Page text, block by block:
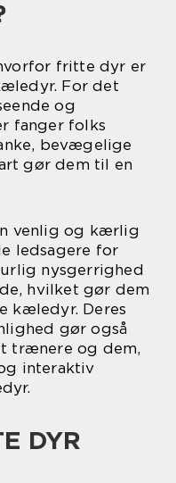
fritte dyr er
For det
og
fanger folks
bevægelige
gør dem til en
venlig og kærlig
ledsagere for
nysgerrighed
hvilket gør dem
kæledyr. Deres
gør også
trænere og dem,
interaktiv
DYR